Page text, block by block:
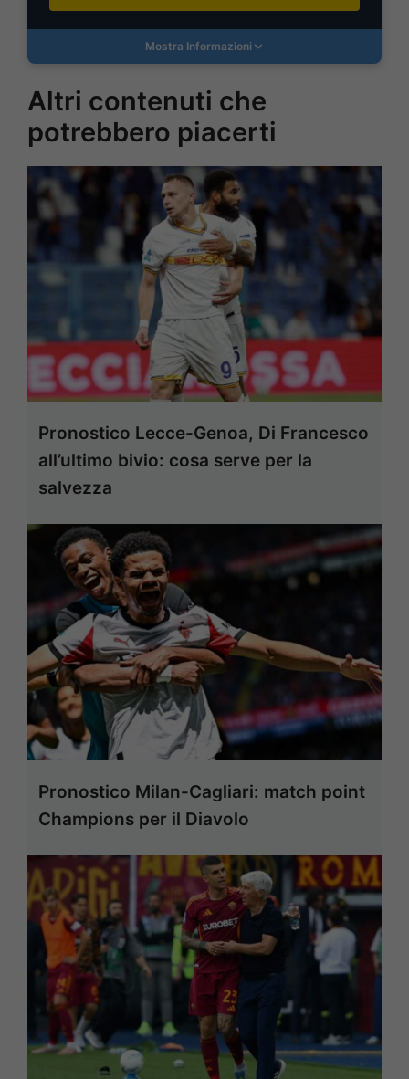
Mostra Informazioni
Altri contenuti che
potrebbero piacerti
Pronostico Lecce-Genoa, Di Francesco
all’ultimo bivio: cosa serve per la
salvezza
Pronostico Milan-Cagliari: match point
Champions per il Diavolo